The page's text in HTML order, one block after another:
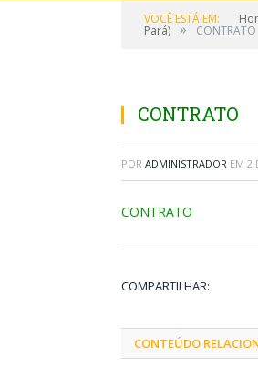
VOCÊ ESTÁ EM:
Pará) » CONTRATO
CONTRATO
POR ADMINISTRADOR EM 2
CONTRATO
COMPARTILHAR:
CONTEÚDO